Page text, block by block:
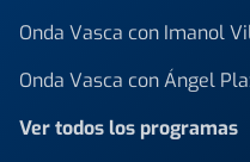
Onda Vasca con Imanol
Onda Vasca con Ángel
Ver todos los programas